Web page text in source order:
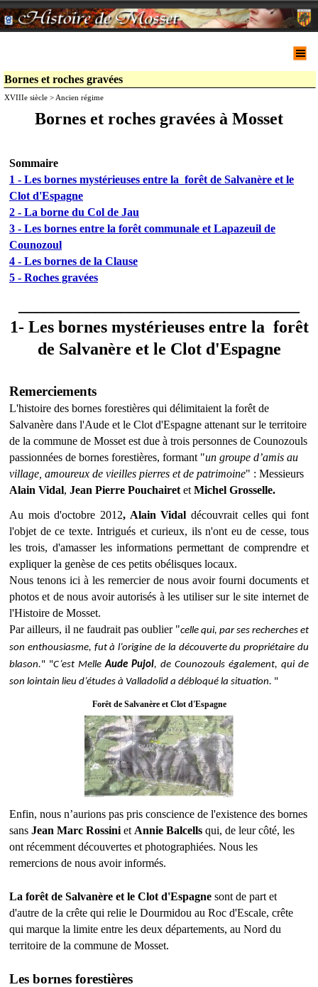
Bornes et roches gravées
XVIIIe siècle > Ancien régime
Bornes et roches gravées à Mosset
Sommaire
1 - Les bornes mystérieuses entre la forêt de Salvanère et le
Clot d'Espagne
2 - La borne du Col de Jau
3 - Les bornes entre la forêt communale et Lapazeuil de
Counozoul
4 - Les bornes de la Clause
5 - Roches gravées
1- Les bornes mystérieuses entre la forêt
de Salvanère et le Clot d'Espagne
Remerciements
L'histoire des bornes forestières qui délimitaient la forêt de
Salvanère dans l'Aude et le Clot d'Espagne attenant sur le territoire
de la commune de Mosset est due à trois personnes de Counozouls
passionnées de bornes forestières, formant "un groupe d’amis au
village, amoureux de vieilles pierres et de patrimoine" : Messieurs
Alain Vidal, Jean Pierre Pouchairet et Michel Grosselle.
Au mois d'octobre 2012, Alain Vidal découvrait celles qui font
l'objet de ce texte. Intrigués et curieux, ils n'ont eu de cesse, tous
les trois, d'amasser les informations permettant de comprendre et
expliquer la genèse de ces petits obélisques locaux.
Nous tenons ici à les remercier de nous avoir fourni documents et
photos et de nous avoir autorisés à les utiliser sur le site internet de
l'Histoire de Mosset.
Par ailleurs, il ne faudrait pas oublier "celle qui, par ses recherches et
son enthousiasme, fut à l’origine de la découverte du propriétaire du
blason." "C’est MelleAude Pujol, de Counozouls également, qui de
son lointain lieu d’études à Valladolid a débloqué la situation. "
Forêt de Salvanère et Clot d'Espagne
Enfin, nous n’aurions pas pris conscience de l'existence des bornes
sans Jean Marc Rossini et Annie Balcells qui, de leur côté, les
ont récemment découvertes et photographiées. Nous les
remercions de nous avoir informés.
La forêt de Salvanère et le Clot d'Espagne sont de part et
d'autre de la crête qui relie le Dourmidou au Roc d'Escale, crête
qui marque la limite entre les deux départements, au Nord du
territoire de la commune de Mosset.
Les bornes forestières